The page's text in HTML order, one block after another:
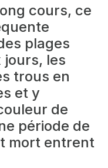
cours, ce
plages
jours, les
trous en
et y
de
période de
mort entrent